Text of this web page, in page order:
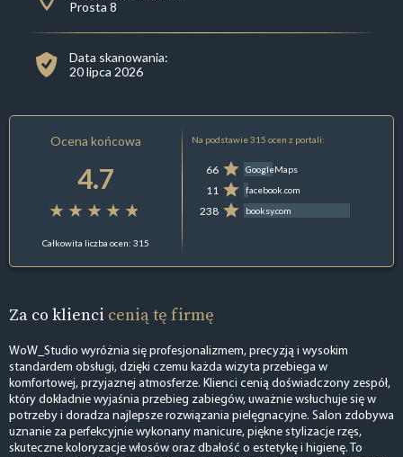
Prosta 8
Data skanowania:
20 lipca 2026
Ocena końcowa
4.7
Całkowita liczba ocen: 315
Na podstawie 315 ocen z portali:
66 GoogleMaps
11 facebook.com
238 booksy.com
Za co klienci cenią tę firmę
WoW_Studio wyróżnia się profesjonalizmem, precyzją i wysokim
standardem obsługi, dzięki czemu każda wizyta przebiega w
komfortowej, przyjaznej atmosferze. Klienci cenią doświadczony zespół,
który dokładnie wyjaśnia przebieg zabiegów, uważnie wsłuchuje się w
potrzeby i doradza najlepsze rozwiązania pielęgnacyjne. Salon zdobywa
uznanie za perfekcyjnie wykonany manicure, piękne stylizacje rzęs,
skuteczne koloryzacje włosów oraz dbałość o estetykę i higienę. To